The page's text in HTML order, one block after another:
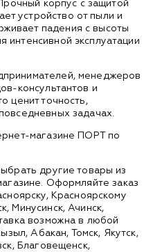
корпус с защитой
устройство от пыли и
падения с высоты
интенсивной эксплуатации
менеджеров
консультантов и
ценит точность,
задачах.
магазине ПОРТ по
другие товары из
Оформляйте заказ
Красноярскому
Минусинск, Ачинск,
возможна в любой
Абакан, Томск, Якутск,
Благовещенск,